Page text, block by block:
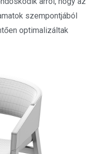
szempontjából
optimalizáltak